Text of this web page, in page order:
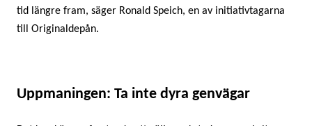
tid längre fram, säger Ronald Speich, en av initiativtagarna
till Originaldepån.
Uppmaningen: Ta inte dyra genvägar